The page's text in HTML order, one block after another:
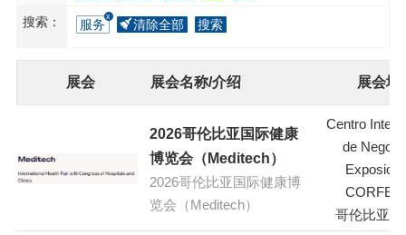
搜索： 服务 清除全部 搜索
展会 展会名称/介绍 展会地
2026哥伦比亚国际健康
博览会（Meditech）
2026哥伦比亚国际健康博
览会（Meditech）
Centro
de
哥伦比亚-